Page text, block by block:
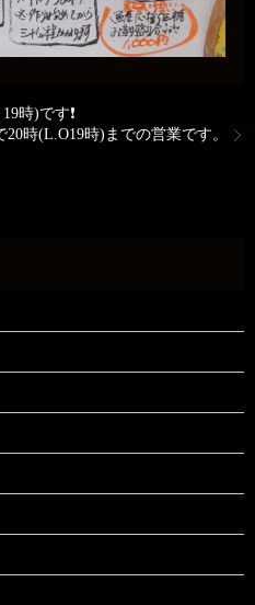
時)です❗
時(L.O19時)までの営業です。